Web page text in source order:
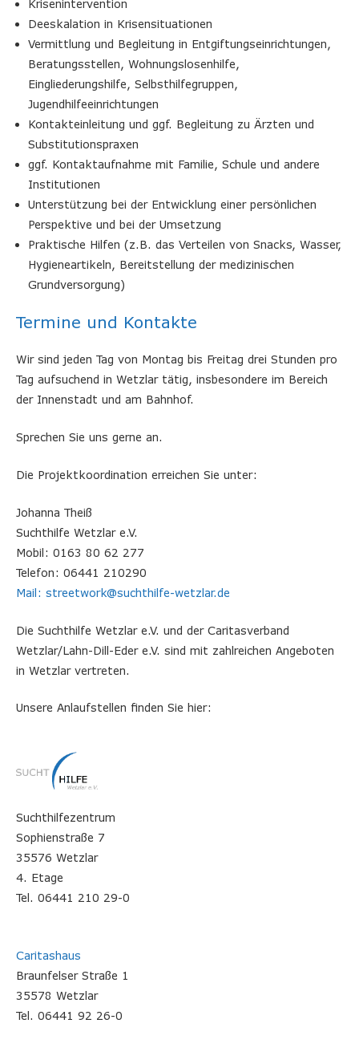
Krisenintervention
Deeskalation in Krisensituationen
Vermittlung und Begleitung in Entgiftungseinrichtungen,
Beratungsstellen, Wohnungslosenhilfe,
Eingliederungshilfe, Selbsthilfegruppen,
Jugendhilfeeinrichtungen
Kontakteinleitung und ggf. Begleitung zu Ärzten und
Substitutionspraxen
ggf. Kontaktaufnahme mit Familie, Schule und andere
Institutionen
Unterstützung bei der Entwicklung einer persönlichen
Perspektive und bei der Umsetzung
Praktische Hilfen (z.B. das Verteilen von Snacks, Wasser,
Hygieneartikeln, Bereitstellung der medizinischen
Grundversorgung)
Termine und Kontakte
Wir sind jeden Tag von Montag bis Freitag drei Stunden pro
Tag aufsuchend in Wetzlar tätig, insbesondere im Bereich
der Innenstadt und am Bahnhof.
Sprechen Sie uns gerne an.
Die Projektkoordination erreichen Sie unter:
Johanna Theiß
Suchthilfe Wetzlar e.V.
Mobil: 0163 80 62 277
Telefon: 06441 210290
Mail: streetwork@suchthilfe-wetzlar.de
Die Suchthilfe Wetzlar e.V. und der Caritasverband
Wetzlar/Lahn-Dill-Eder e.V. sind mit zahlreichen Angeboten
in Wetzlar vertreten.
Unsere Anlaufstellen finden Sie hier:
Suchthilfezentrum
Sophienstraße 7
35576 Wetzlar
4. Etage
Tel. 06441 210 29-0
Caritashaus
Braunfelser Straße 1
35578 Wetzlar
Tel. 06441 92 26-0